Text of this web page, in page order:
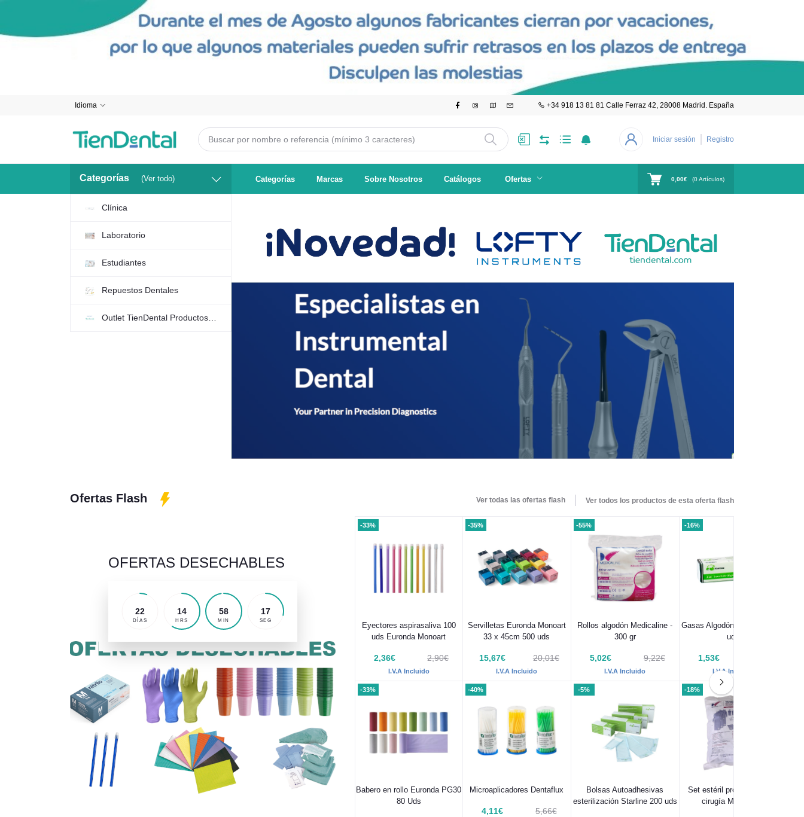
Idioma +34 918 13 81 81 Calle Ferraz 42, 28008 Madrid. España
Iniciar sesión Registro
Categorías (Ver todo) Categorías Marcas Sobre Nosotros Catálogos Ofertas 0,00€ (0Artículos)
Clínica
Laboratorio
Estudiantes
Repuestos Dentales
Outlet TienDental Productos Dentales
Ofertas Flash Ver todas las ofertas flash Ver todos los productos de esta oferta flash
OFERTAS DESECHABLES
22
DÍAS
14
HRS
58
MIN
15
SEG
-33%
Eyectores aspirasaliva 100
uds Euronda Monoart
2,36€ 2,90€
I.V.A Incluido
-33%
Babero en rollo Euronda PG30
80 Uds
-35%
Servilletas Euronda Monoart
33 x 45cm 500 uds
15,67€ 20,01€
I.V.A Incluido
-40%
Microaplicadores Dentaflux
4,11€ 5,66€
-55%
Rollos algodón Medicaline -
300 gr
5,02€ 9,22€
I.V.A Incluido
-5%
Bolsas Autoadhesivas
esterilización Starline 200 uds
-16%
Gasas Algodón No Estéril 200
uds
1,53€
I.V.A Incluido
-18%
Set estéril protección para
cirugía Medicaline